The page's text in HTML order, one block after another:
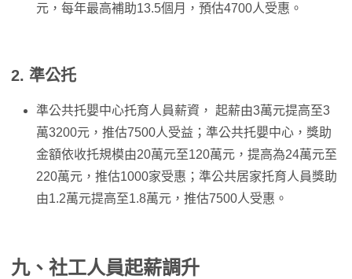
元，每年最高補助13.5個月，預估4700人受惠。
2. 準公托
準公共托嬰中心托育人員薪資， 起薪由3萬元提高至3
萬3200元，推估7500人受益；準公共托嬰中心，獎助
金額依收托規模由20萬元至120萬元，提高為24萬元至
220萬元，推估1000家受惠；準公共居家托育人員獎助
由1.2萬元提高至1.8萬元，推估7500人受惠。
九、社工人員起薪調升